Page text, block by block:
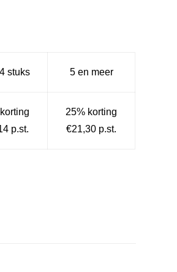
stuks 5 en meer
p.st.
25% korting
€21,30 p.st.